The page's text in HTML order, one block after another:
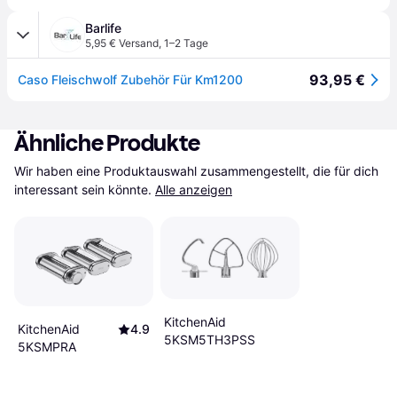
Barlife
5,95 € Versand, 1–2 Tage
Caso Fleischwolf Zubehör Für Km1200 93,95 €
Ähnliche Produkte
Wir haben eine Produktauswahl zusammengestellt, die für dich
interessant sein könnte. Alle anzeigen
KitchenAid
5KSMPRA
4.9
KitchenAid
5KSM5TH3PSS